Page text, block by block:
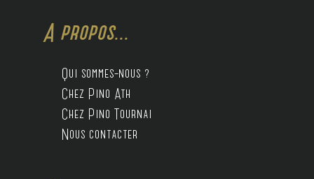
A propos...
Qui sommes-nous ?
Chez Pino Ath
Chez Pino Tournai
Nous contacter